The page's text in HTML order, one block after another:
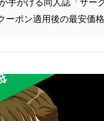
が手がける同人誌「サー
ーポン適用後の最安価